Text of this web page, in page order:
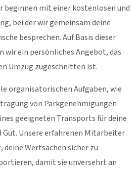
beginnen mit einer kostenlosen und
bei der wir gemeinsam deine
besprechen. Auf Basis dieser
ein persönliches Angebot, das
Umzug zugeschnitten ist.
organisatorischen Aufgaben, wie
von Parkgenehmigungen
geeigneten Transports für deine
Gut. Unsere erfahrenen Mitarbeiter
Wertsachen sicher zu
damit sie unversehrt an